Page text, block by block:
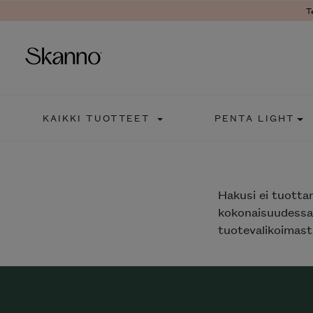
KAIKKI TUOTTEET PENTA LIGHT
Hakusi ei